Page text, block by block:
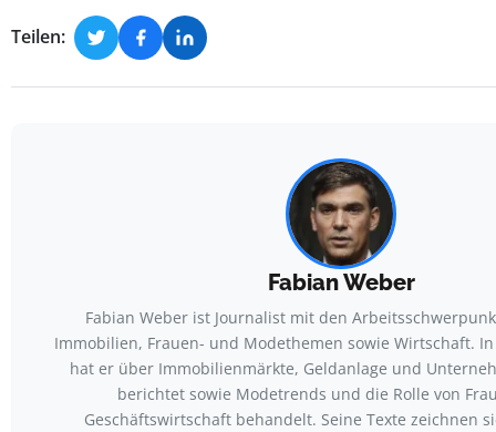
Teilen:
Fabian Weber
Fabian Weber ist Journalist mit den
Immobilien, Frauen- und Modethemen sowie Wirtschaft.
hat er über Immobilienmärkte, Geldanlage und
berichtet sowie Modetrends und die Rolle von
Geschäftswirtschaft behandelt. Seine Texte zeichnen